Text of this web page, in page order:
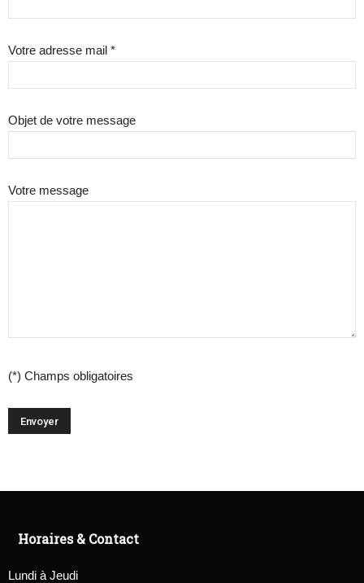
Votre adresse mail *
Objet de votre message
Votre message
(*) Champs obligatoires
Horaires & Contact
Lundi à Jeudi